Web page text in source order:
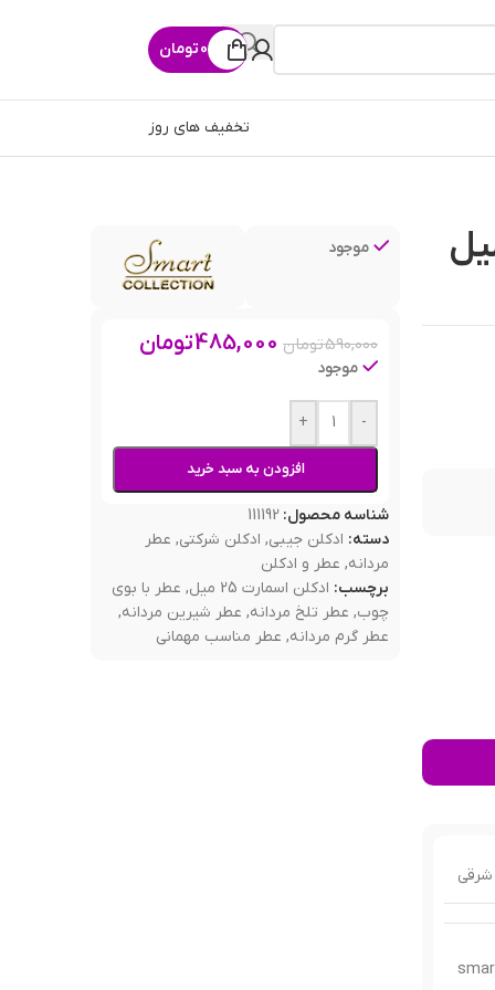
0تومان
تخفیف های روز
موجود
590,000تومان 485,000تومان
موجود
-
+
افزودن به سبد خرید
شناسه محصول: 111192
دسته: ادکلن جیبی, ادکلن شرکتی, عطر
مردانه, عطر و ادکلن
برچسب: ادکلن اسمارت 25 میل , عطر با بوی
چوب, عطر تلخ مردانه, عطر شیرین مردانه,
عطر گرم مردانه, عطر مناسب مهمانی
کالکشن 25 میل
شرقی